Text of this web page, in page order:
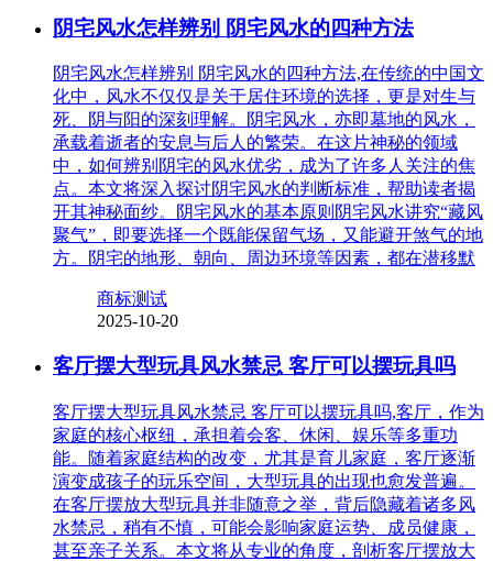
阴宅风水怎样辨别 阴宅风水的四种方法
阴宅风水怎样辨别 阴宅风水的四种方法,在传统的中国文
化中，风水不仅仅是关于居住环境的选择，更是对生与
死、阴与阳的深刻理解。阴宅风水，亦即墓地的风水，
承载着逝者的安息与后人的繁荣。在这片神秘的领域
中，如何辨别阴宅的风水优劣，成为了许多人关注的焦
点。本文将深入探讨阴宅风水的判断标准，帮助读者揭
开其神秘面纱。阴宅风水的基本原则阴宅风水讲究“藏风
聚气”，即要选择一个既能保留气场，又能避开煞气的地
方。阴宅的地形、朝向、周边环境等因素，都在潜移默
商标测试
2025-10-20
客厅摆大型玩具风水禁忌 客厅可以摆玩具吗
客厅摆大型玩具风水禁忌 客厅可以摆玩具吗,客厅，作为
家庭的核心枢纽，承担着会客、休闲、娱乐等多重功
能。随着家庭结构的改变，尤其是育儿家庭，客厅逐渐
演变成孩子的玩乐空间，大型玩具的出现也愈发普遍。
在客厅摆放大型玩具并非随意之举，背后隐藏着诸多风
水禁忌，稍有不慎，可能会影响家庭运势、成员健康，
甚至亲子关系。本文将从专业的角度，剖析客厅摆放大